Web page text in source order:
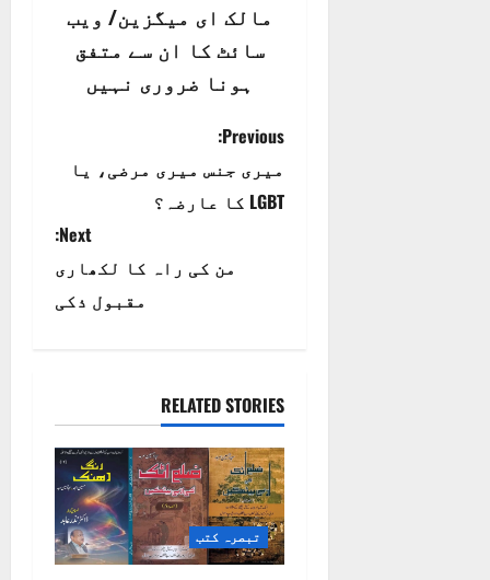
مالک ای میگزین/ ویب
سائٹ کا ان سے متفق
ہونا ضروری نہیں
P
o
v
i
g
a
Previous:
میری جنس میری مرضی، یا
LGBT کا عارضہ؟
Next:
من کی راہ کا لکھاری
مقبول ذکی
RELATED STORIES
تبصرہ کتب